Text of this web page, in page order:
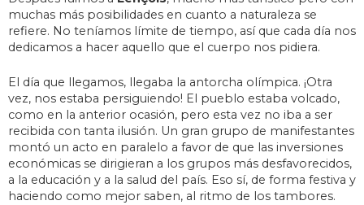
muchas más posibilidades en cuanto a naturaleza se
refiere. No teníamos límite de tiempo, así que cada día nos
dedicamos a hacer aquello que el cuerpo nos pidiera.
El día que llegamos, llegaba la antorcha olímpica. ¡Otra
vez, nos estaba persiguiendo! El pueblo estaba volcado,
como en la anterior ocasión, pero esta vez no iba a ser
recibida con tanta ilusión. Un gran grupo de manifestantes
montó un acto en paralelo a favor de que las inversiones
económicas se dirigieran a los grupos más desfavorecidos,
a la educación y a la salud del país. Eso sí, de forma festiva y
haciendo como mejor saben, al ritmo de los tambores.